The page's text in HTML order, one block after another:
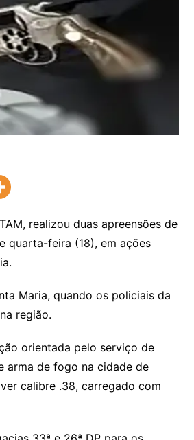
realizou duas apreensões de
quarta-feira (18), em ações
Maria, quando os policiais da
região.
orientada pelo serviço de
arma de fogo na cidade de
calibre .38, carregado com